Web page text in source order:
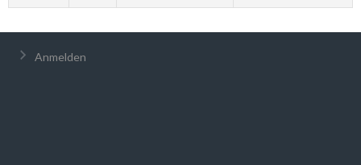
Anmelden